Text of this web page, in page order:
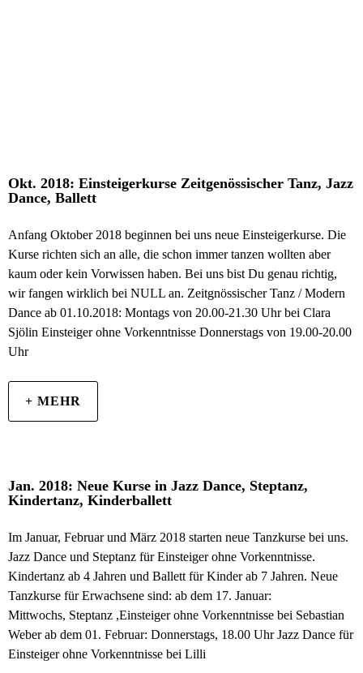
Okt. 2018: Einsteigerkurse Zeitgenössischer Tanz, Jazz
Dance, Ballett
Anfang Oktober 2018 beginnen bei uns neue Einsteigerkurse. Die
Kurse richten sich an alle, die schon immer tanzen wollten aber
kaum oder kein Vorwissen haben. Bei uns bist Du genau richtig,
wir fangen wirklich bei NULL an. Zeitgnössischer Tanz / Modern
Dance ab 01.10.2018: Montags von 20.00-21.30 Uhr bei Clara
Sjölin Einsteiger ohne Vorkenntnisse Donnerstags von 19.00-20.00
Uhr
+ MEHR
Jan. 2018: Neue Kurse in Jazz Dance, Steptanz,
Kindertanz, Kinderballett
Im Januar, Februar und März 2018 starten neue Tanzkurse bei uns.
Jazz Dance und Steptanz für Einsteiger ohne Vorkenntnisse.
Kindertanz ab 4 Jahren und Ballett für Kinder ab 7 Jahren. Neue
Tanzkurse für Erwachsene sind: ab dem 17. Januar:
Mittwochs, Steptanz ,Einsteiger ohne Vorkenntnisse bei Sebastian
Weber ab dem 01. Februar: Donnerstags, 18.00 Uhr Jazz Dance für
Einsteiger ohne Vorkenntnisse bei Lilli